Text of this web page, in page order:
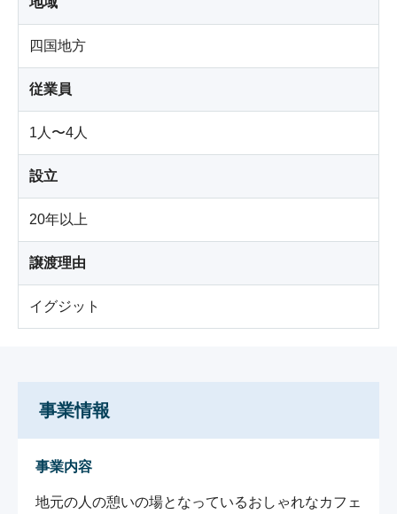
四国地方
従業員
1人〜4人
設立
20年以上
譲渡理由
イグジット
事業情報
事業内容
地元の人の憩いの場となっているおしゃれなカフェ